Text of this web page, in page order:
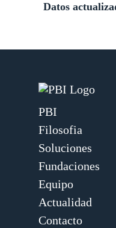
Datos
PBI
Filosofia
Soluciones
Fundaciones
Equipo
Actualidad
Contacto